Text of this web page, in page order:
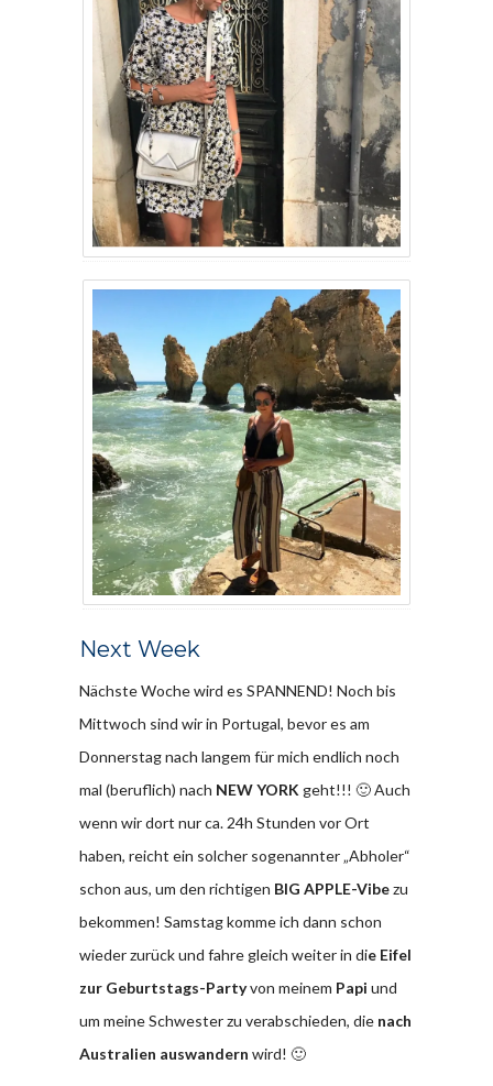
Next Week
Nächste Woche wird es SPANNEND! Noch bis
Mittwoch sind wir in Portugal, bevor es am
Donnerstag nach langem für mich endlich noch
mal (beruflich) nach NEW YORK geht!!! 🙂 Auch
wenn wir dort nur ca. 24h Stunden vor Ort
haben, reicht ein solcher sogenannter „Abholer“
schon aus, um den richtigen BIG APPLE-Vibezu
bekommen! Samstag komme ich dann schon
wieder zurück und fahre gleich weiter in die Eifel
zur Geburtstags-Partyvon meinem Papi und
um meine Schwester zu verabschieden, die nach
Australien auswandern wird! 🙂